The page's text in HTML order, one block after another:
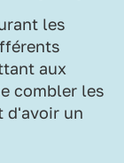
les
aux
combler les
d'avoir un